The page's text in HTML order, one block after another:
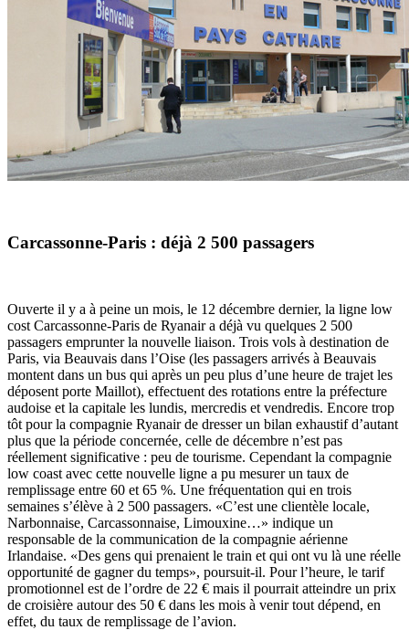
Carcassonne-Paris : déjà 2 500 passagers
Ouverte il y a à peine un mois, le 12 décembre dernier, la ligne low
cost Carcassonne-Paris de Ryanair a déjà vu quelques 2 500
passagers emprunter la nouvelle liaison. Trois vols à destination de
Paris, via Beauvais dans l’Oise (les passagers arrivés à Beauvais
montent dans un bus qui après un peu plus d’une heure de trajet les
déposent porte Maillot), effectuent des rotations entre la préfecture
audoise et la capitale les lundis, mercredis et vendredis. Encore trop
tôt pour la compagnie Ryanair de dresser un bilan exhaustif d’autant
plus que la période concernée, celle de décembre n’est pas
réellement significative : peu de tourisme. Cependant la compagnie
low coast avec cette nouvelle ligne a pu mesurer un taux de
remplissage entre 60 et 65 %. Une fréquentation qui en trois
semaines s’élève à 2 500 passagers. «C’est une clientèle locale,
Narbonnaise, Carcassonnaise, Limouxine…» indique un
responsable de la communication de la compagnie aérienne
Irlandaise. «Des gens qui prenaient le train et qui ont vu là une réelle
opportunité de gagner du temps», poursuit-il. Pour l’heure, le tarif
promotionnel est de l’ordre de 22 € mais il pourrait atteindre un prix
de croisière autour des 50 € dans les mois à venir tout dépend, en
effet, du taux de remplissage de l’avion.